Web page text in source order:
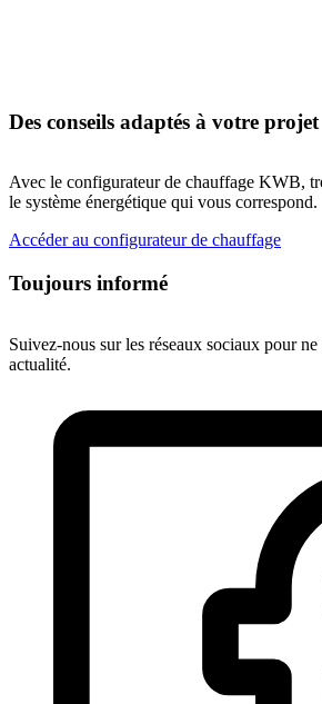
Des conseils adaptés à votre projet
Avec le configurateur de chauffage KWB,
le système énergétique qui vous correspond.
Accéder au configurateur de chauffage
Toujours informé
Suivez-nous sur les réseaux sociaux pour
actualité.